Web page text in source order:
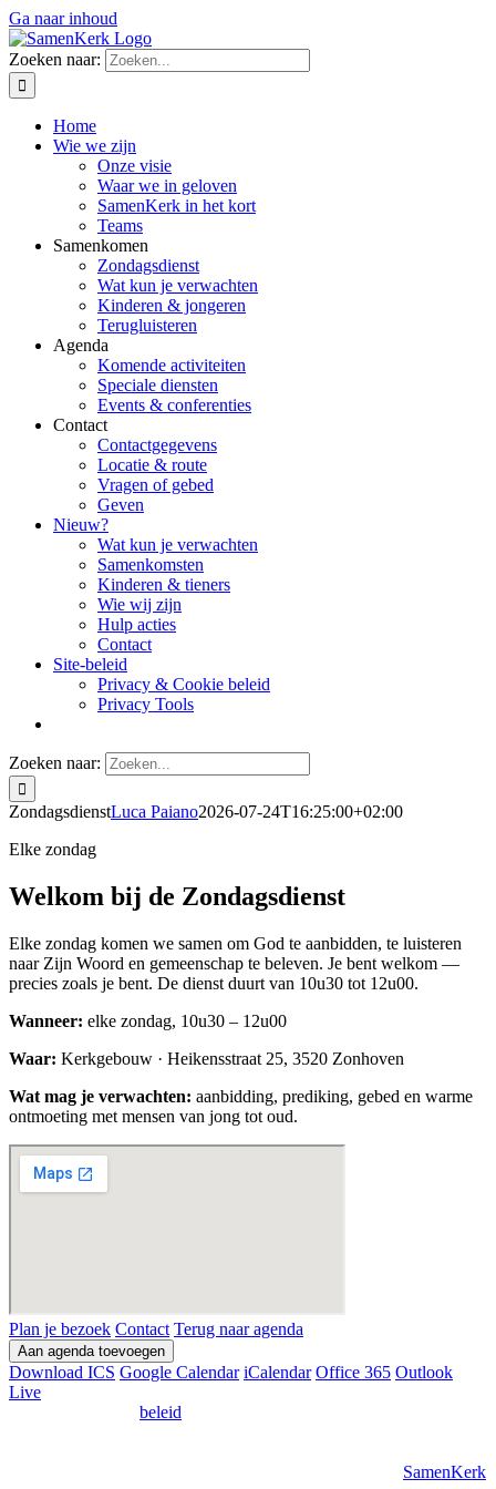
Ga naar inhoud
Zoeken naar:
Home
Wie we zijn
Onze visie
Waar we in geloven
SamenKerk in het kort
Teams
Samenkomen
Zondagsdienst
Wat kun je verwachten
Kinderen & jongeren
Terugluisteren
Agenda
Komende activiteiten
Speciale diensten
Events & conferenties
Contact
Contactgegevens
Locatie & route
Vragen of gebed
Geven
Nieuw?
Wat kun je verwachten
Samenkomsten
Kinderen & tieners
Wie wij zijn
Hulp acties
Contact
Site-beleid
Privacy & Cookie beleid
Privacy Tools
Zoeken naar:
ZondagsdienstLuca Paiano2026-07-24T16:25:00+02:00
Elke zondag
Welkom bij de Zondagsdienst
Elke zondag komen we samen om God te aanbidden, te luisteren
naar Zijn Woord en gemeenschap te beleven. Je bent welkom —
precies zoals je bent. De dienst duurt van 10u30 tot 12u00.
Wanneer: elke zondag, 10u30 – 12u00
Waar: Kerkgebouw · Heikensstraat 25, 3520 Zonhoven
Wat mag je verwachten: aanbidding, prediking, gebed en warme
ontmoeting met mensen van jong tot oud.
Plan je bezoek Contact Terug naar agenda
Aan agenda toevoegen
Download ICS Google Calendar iCalendar Office 365 Outlook
Live
beleid
SamenKerk